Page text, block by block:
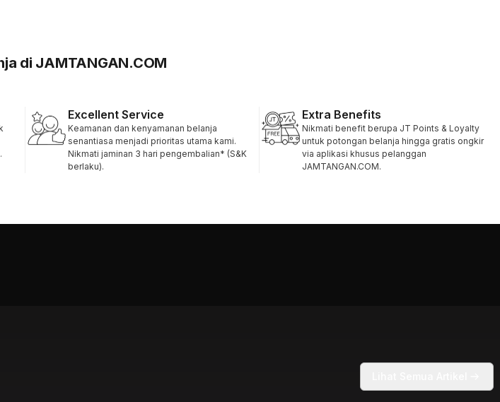
di JAMTANGAN.COM
Excellent Service
Keamanan dan kenyamanan belanja
senantiasa menjadi prioritas utama kami.
Nikmati jaminan 3 hari pengembalian* (S&K
berlaku).
Extra Benefits
Nikmati benefit berupa JT Points & Loyalty
untuk potongan belanja hingga gratis ongkir
via aplikasi khusus pelanggan
JAMTANGAN.COM.